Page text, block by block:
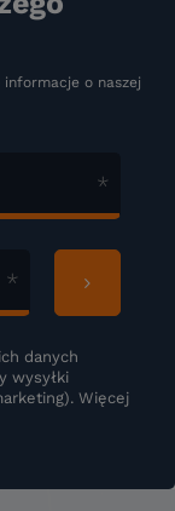
o naszej
danych
wysyłki
Więcej